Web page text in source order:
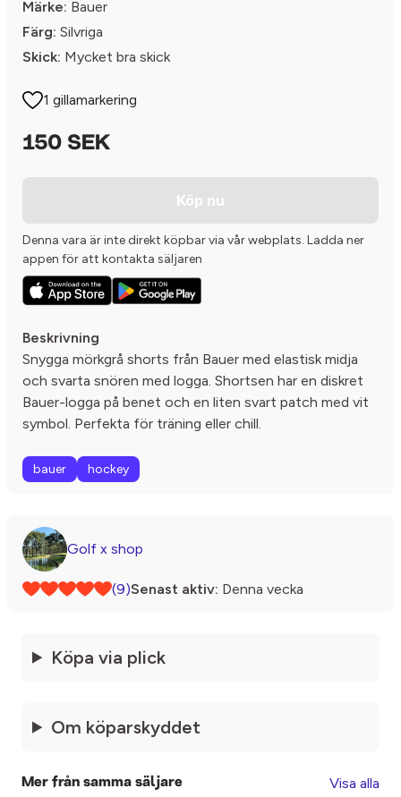
Märke: Bauer
Färg: Silvriga
Skick: Mycket bra skick
1 gillamarkering
150 SEK
Köp nu
Denna vara är inte direkt köpbar via vår webplats. Ladda ner
appen för att kontakta säljaren
Beskrivning
Snygga mörkgrå shorts från Bauer med elastisk midja
och svarta snören med logga. Shortsen har en diskret
Bauer-logga på benet och en liten svart patch med vit
symbol. Perfekta för träning eller chill.
bauer hockey
Golf x shop
(9)Senast aktiv: Denna vecka
Köpa via plick
Om köparskyddet
Mer från samma säljare Visa alla